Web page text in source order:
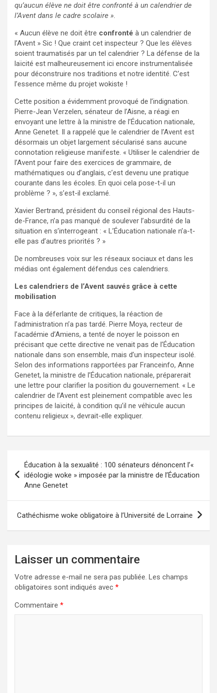
qu’aucun élève ne doit être confronté à un calendrier de
l’Avent dans le cadre scolaire ».
« Aucun élève ne doit être confronté à un calendrier de
l’Avent » Sic ! Que craint cet inspecteur ? Que les élèves
soient traumatisés par un tel calendrier ? La défense de la
laïcité est malheureusement ici encore instrumentalisée
pour déconstruire nos traditions et notre identité. C’est
l’essence même du projet wokiste !
Cette position a évidemment provoqué de l’indignation.
Pierre-Jean Verzelen, sénateur de l’Aisne, a réagi en
envoyant une lettre à la ministre de l’Éducation nationale,
Anne Genetet. Il a rappelé que le calendrier de l’Avent est
désormais un objet largement sécularisé sans aucune
connotation religieuse manifeste. « Utiliser le calendrier de
l’Avent pour faire des exercices de grammaire, de
mathématiques ou d’anglais, c’est devenu une pratique
courante dans les écoles. En quoi cela pose-t-il un
problème ? », s’est-il exclamé.
Xavier Bertrand, président du conseil régional des Hauts-
de-France, n’a pas manqué de soulever l’absurdité de la
situation en s’interrogeant : « L’Éducation nationale n’a-t-
elle pas d’autres priorités ? »
De nombreuses voix sur les réseaux sociaux et dans les
médias ont également défendus ces calendriers.
Les calendriers de l’Avent sauvés grâce à cette
mobilisation
Face à la déferlante de critiques, la réaction de
l’administration n’a pas tardé. Pierre Moya, recteur de
l’académie d’Amiens, a tenté de noyer le poisson en
précisant que cette directive ne venait pas de l’Éducation
nationale dans son ensemble, mais d’un inspecteur isolé.
Selon des informations rapportées par Franceinfo, Anne
Genetet, la ministre de l’Éducation nationale, préparerait
une lettre pour clarifier la position du gouvernement. « Le
calendrier de l’Avent est pleinement compatible avec les
principes de laïcité, à condition qu’il ne véhicule aucun
contenu religieux », devrait-elle expliquer.
Navigation
de
l’article
Éducation à la sexualité : 100 sénateurs dénoncent l’«
idéologie woke » imposée par la ministre de l’Éducation
Anne Genetet
Cathéchisme woke obligatoire à l’Université de Lorraine
Laisser un commentaire
Votre adresse e-mail ne sera pas publiée. Les champs
obligatoires sont indiqués avec *
Commentaire *